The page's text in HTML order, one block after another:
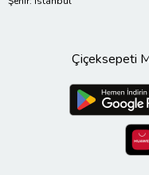
Çiçeksepeti